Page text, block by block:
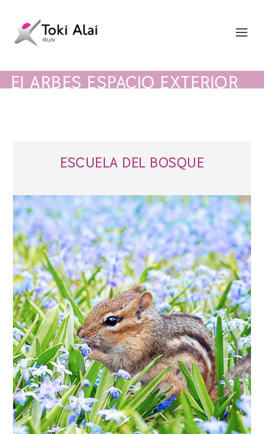
EI ARBES ESPACIO EXTERIOR
ESCUELA DEL BOSQUE